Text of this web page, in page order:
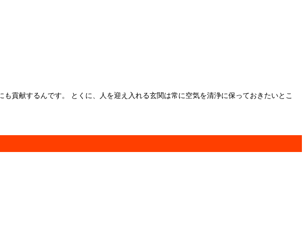
貢献するんです。 とくに、人を迎え入れる玄関は常に空気を清浄に保っておきたいとこ